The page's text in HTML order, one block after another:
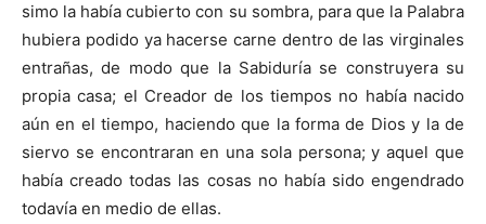
simo la había cubierto con su sombra, para que la Palabra
hubiera podido ya hacerse carne dentro de las virgi­nales
entrañas, de modo que la Sabiduría se construyera su
propia casa; el Creador de los tiempos no había nacido
aún en el tiempo, haciendo que la forma de Dios y la de
siervo se encontraran en una sola persona; y aquel que
había creado todas las cosas no había sido engendrado
todavía en medio de ellas.